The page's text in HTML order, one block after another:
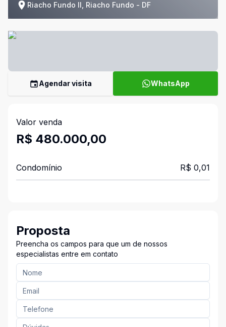
Riacho Fundo II, Riacho Fundo - DF
Agendar visita WhatsApp
Valor venda
R$ 480.000,00
Condomínio R$ 0,01
Proposta
Preencha os campos para que um de nossos
especialistas entre em contato